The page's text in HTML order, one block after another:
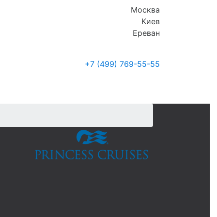
Москва
Киев
Ереван
+7 (499) 769-55-55